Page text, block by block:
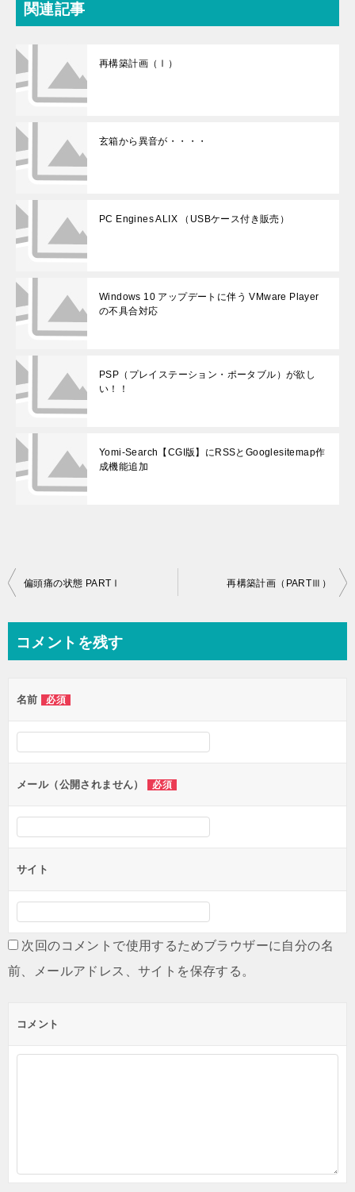
関連記事
再構築計画（Ⅰ）
玄箱から異音が・・・・
PC Engines ALIX （USBケース付き販売）
Windows 10 アップデートに伴う VMware Player
の不具合対応
PSP（プレイステーション・ポータブル）が欲し
い！！
Yomi-Search【CGI版】にRSSとGooglesitemap作
成機能追加
投
ビ
ー
シ
ン
偏頭痛の状態 PARTⅠ 再構築計画（PARTⅢ）
コメントを残す
名前 必須
メール（公開されません） 必須
サイト
次回のコメントで使用するためブラウザーに自分の名
前、メールアドレス、サイトを保存する。
コメント